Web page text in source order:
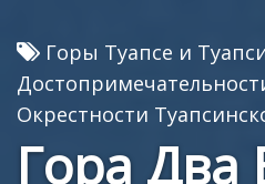
Горы Туапсе и
Окрестности
Гора Два